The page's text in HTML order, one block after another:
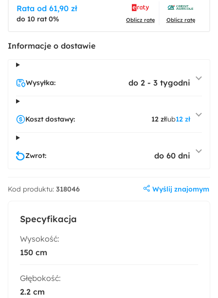
Specyfikacja
Wysokość:
150 cm
Głębokość:
2.2 cm
Rata od 61,90 zł
do 10 rat 0% Oblicz ratę Oblicz ratę
Informacje o dostawie
Wysyłka: do 2 - 3 tygodni
Koszt dostawy: 12 złlub12 zł
Zwrot: do 60 dni
Kod produktu: 318046 Wyślij znajomym